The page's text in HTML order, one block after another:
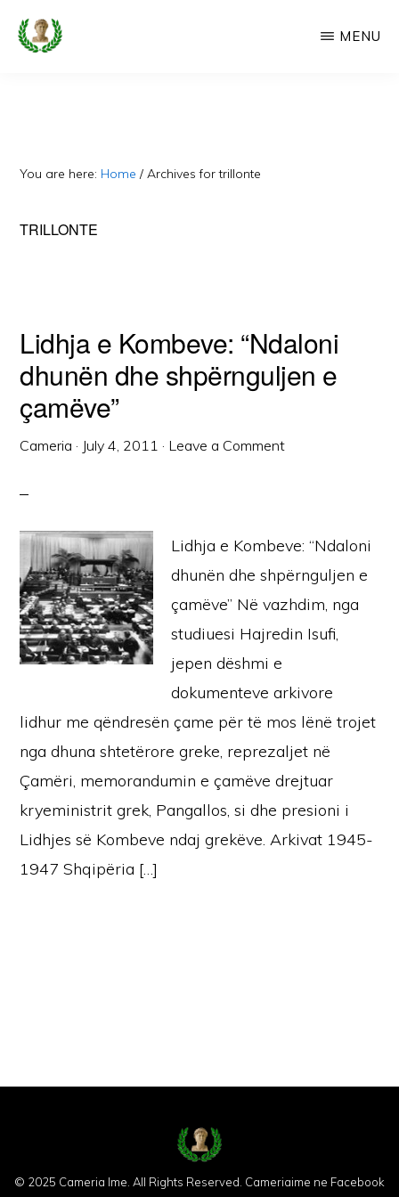
Skip
Faqe
Dedikuar
MENU
You are here: Home / Archives for trillonte
TRILLONTE
Lidhja e Kombeve: “Ndaloni
dhunën dhe shpërnguljen e
çamëve”
Cameria · July 4, 2011 · Leave a Comment
Lidhja e Kombeve: “Ndaloni
dhunën dhe shpërnguljen e
çamëve” Në vazhdim, nga
studiuesi Hajredin Isufi,
jepen dëshmi e
dokumenteve arkivore
lidhur me qëndresën çame për të mos lënë trojet
nga dhuna shtetërore greke, reprezaljet në
Çamëri, memorandumin e çamëve drejtuar
kryeministrit grek, Pangallos, si dhe presioni i
Lidhjes së Kombeve ndaj grekëve. Arkivat 1945-
1947 Shqipëria […]
© 2025 Cameria Ime. All Rights Reserved. Cameriaime ne Facebook